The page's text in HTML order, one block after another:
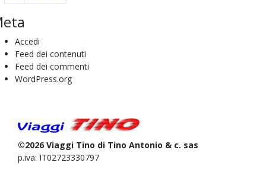
Accedi
Feed dei contenuti
Feed dei commenti
WordPress.org
©2026 Viaggi Tino di Tino Antonio & c. sas
p.iva: IT02723330797